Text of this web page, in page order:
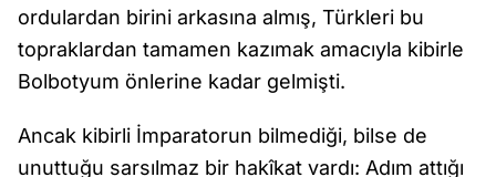
ordulardan birini arkasına almış, Türkleri bu
topraklardan tamamen kazımak amacıyla kibirle
Bolbotyum önlerine kadar gelmişti.
Ancak kibirli İmparatorun bilmediği, bilse de
unuttuğu sarsılmaz bir hakîkat vardı: Adım attığı